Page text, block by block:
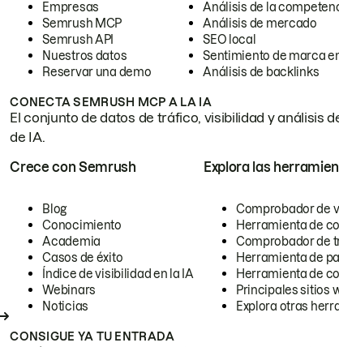
Empresas
Semrush MCP
Semrush API
Nuestros datos
Reservar una demo
Análisis de la
Análisis de mercado
SEO local
Sentimiento de marca
Análisis de backlinks
CONECTA SEMRUSH MCP A LA IA
El conjunto de datos de tráfico, visibilidad y análisis
de IA.
Crece con Semrush
Blog
Conocimiento
Academia
Casos de éxito
Índice de visibilidad en la IA
Webinars
Noticias
Explora las
Comprobador de
Herramienta de
Comprobador de
Herramienta de
Herramienta de
Principales sitios
Explora otras
CONSIGUE YA TU ENTRADA